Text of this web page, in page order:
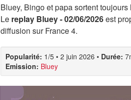
Bluey, Bingo et papa sortent
Le replay Bluey - 02/06/2026est
diffusion sur France 4.
Popularité: 1/5 • 2 juin 2026 • Durée:
Emission: Bluey